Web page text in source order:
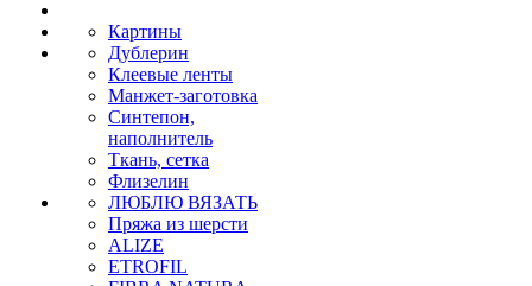
Картины
Дублерин
Клеевые ленты
Манжет-заготовка
Синтепон,
наполнитель
Ткань, сетка
Флизелин
ЛЮБЛЮ ВЯЗАТЬ
Пряжа из шерсти
ALIZE
ETROFIL